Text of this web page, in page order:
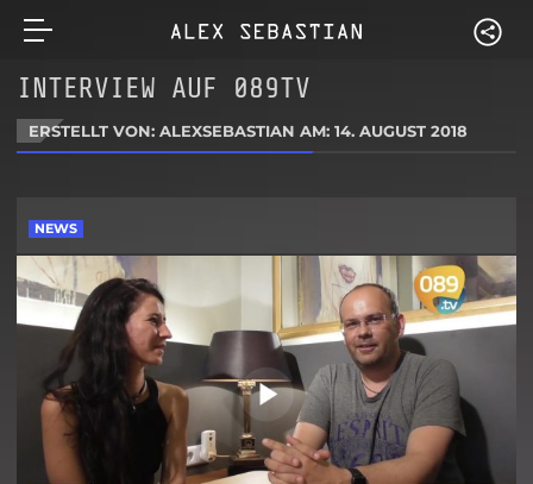
INTERVIEW AUF 089TV
ERSTELLT VON: ALEXSEBASTIAN AM:14. AUGUST 2018
NEWS